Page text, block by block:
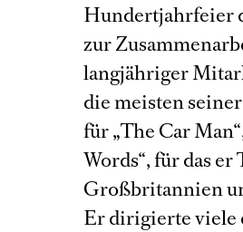
Hundertjahrfeier
zur
langjähriger
die meisten
für „The Car
Words“, für das
Großbritannien
Er dirigierte viele